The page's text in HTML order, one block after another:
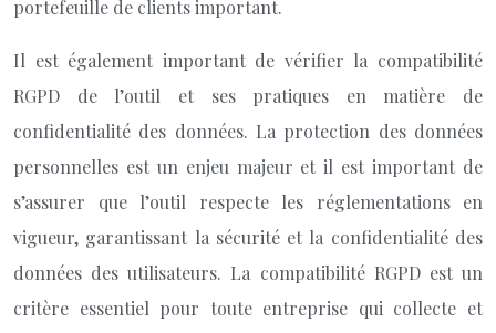
portefeuille de clients important.
Il est également important de vérifier la compatibilité
RGPD de l’outil et ses pratiques en matière de
confidentialité des données. La protection des données
personnelles est un enjeu majeur et il est important de
s’assurer que l’outil respecte les réglementations en
vigueur, garantissant la sécurité et la confidentialité des
données des utilisateurs. La compatibilité RGPD est un
critère essentiel pour toute entreprise qui collecte et